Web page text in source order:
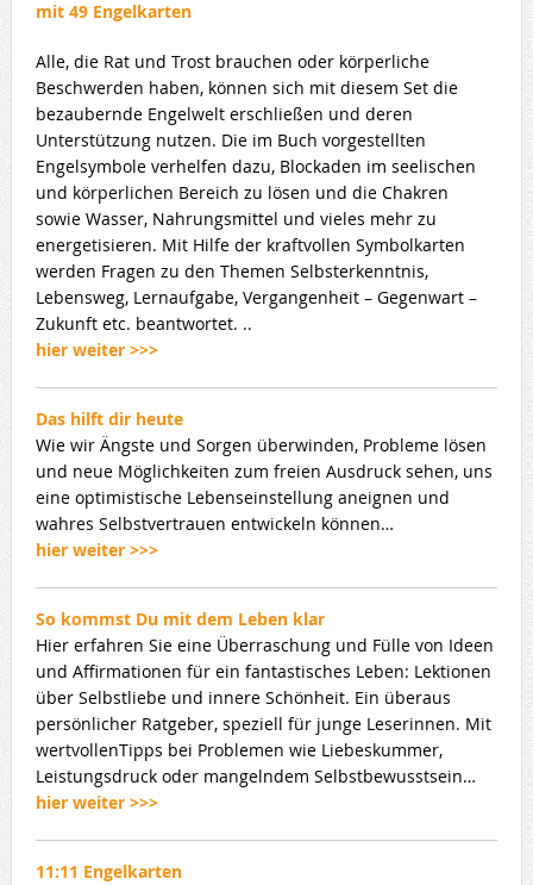
mit 49 Engelkarten
Alle, die Rat und Trost brauchen oder körperliche
Beschwerden haben, können sich mit diesem Set die
bezaubernde Engelwelt erschließen und deren
Unterstützung nutzen. Die im Buch vorgestellten
Engelsymbole verhelfen dazu, Blockaden im seelischen
und körperlichen Bereich zu lösen und die Chakren
sowie Wasser, Nahrungsmittel und vieles mehr zu
energetisieren. Mit Hilfe der kraftvollen Symbolkarten
werden Fragen zu den Themen Selbsterkenntnis,
Lebensweg, Lernaufgabe, Vergangenheit – Gegenwart –
Zukunft etc. beantwortet. ..
hier weiter >>>
Das hilft dir heute
Wie wir Ängste und Sorgen überwinden, Probleme lösen
und neue Möglichkeiten zum freien Ausdruck sehen, uns
eine optimistische Lebenseinstellung aneignen und
wahres Selbstvertrauen entwickeln können…
hier weiter >>>
So kommst Du mit dem Leben klar
Hier erfahren Sie eine Überraschung und Fülle von Ideen
und Affirmationen für ein fantastisches Leben: Lektionen
über Selbstliebe und innere Schönheit. Ein überaus
persönlicher Ratgeber, speziell für junge Leserinnen. Mit
wertvollenTipps bei Problemen wie Liebeskummer,
Leistungsdruck oder mangelndem Selbstbewusstsein…
hier weiter >>>
11:11 Engelkarten